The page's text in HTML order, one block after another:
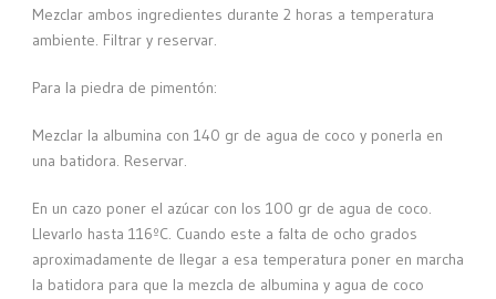
Mezclar ambos ingredientes durante 2 horas a temperatura
ambiente. Filtrar y reservar.
Para la piedra de pimentón:
Mezclar la albumina con 140 gr de agua de coco y ponerla en
una batidora. Reservar.
En un cazo poner el azúcar con los 100 gr de agua de coco.
Llevarlo hasta 116ºC. Cuando este a falta de ocho grados
aproximadamente de llegar a esa temperatura poner en marcha
la batidora para que la mezcla de albumina y agua de coco